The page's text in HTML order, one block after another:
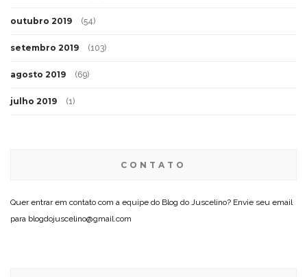
outubro 2019 (54)
setembro 2019 (103)
agosto 2019 (69)
julho 2019 (1)
CONTATO
Quer entrar em contato com a equipe do Blog do Juscelino? Envie seu email
para blogdojuscelino@gmail.com